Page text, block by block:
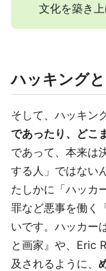
文化を築き上
ハッキング
そして、ハッキン
であったり、どこ
であって、本来は
する人」ではない
たしかに「ハッカ
罪など悪事を働く
いです。ハッカー
と画家』や、Eric
及されるように、